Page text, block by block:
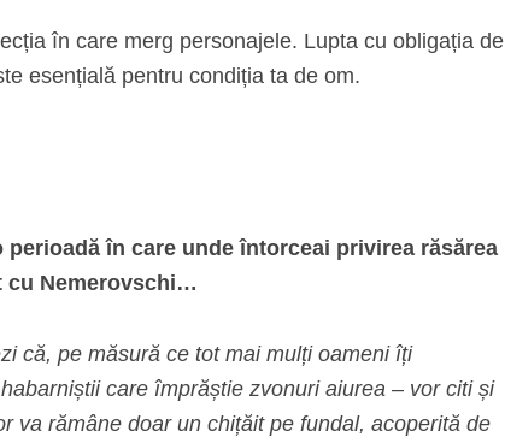
în care merg personajele. Lupta cu obligația de
esențială pentru condiția ta de om.
în care unde întorceai privirea răsărea
cu Nemerovschi…
că, pe măsură ce tot mai mulți oameni îți
care împrăștie zvonuri aiurea – vor citi și
va rămâne doar un chițăit pe fundal, acoperită de